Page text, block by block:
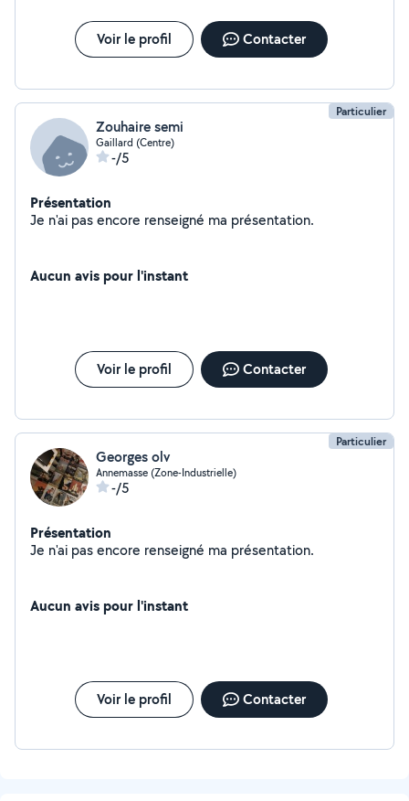
Voir le profil Contacter
Particulier
Zouhaire semi
Gaillard (Centre)
-/5
Présentation
Je n'ai pas encore renseigné ma présentation.
Aucun avis pour l'instant
Voir le profil Contacter
Particulier
Georges olv
Annemasse (Zone-Industrielle)
-/5
Présentation
Je n'ai pas encore renseigné ma présentation.
Aucun avis pour l'instant
Voir le profil Contacter